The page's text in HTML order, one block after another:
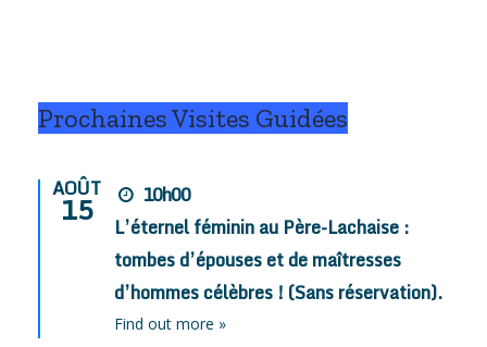
Prochaines Visites Guidées
AOÛT
15
10h00
L’éternel féminin au Père-Lachaise :
tombes d’épouses et de maîtresses
d’hommes célèbres ! (Sans réservation).
Find out more »